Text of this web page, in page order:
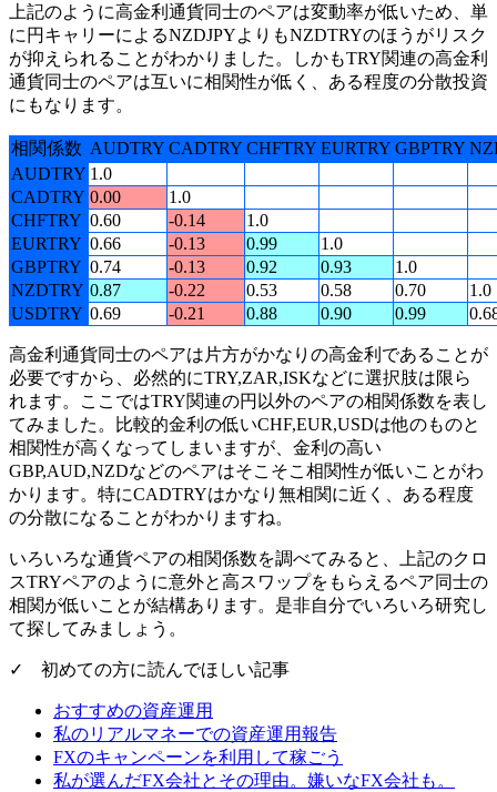
上記のように高金利通貨同士のペアは変動率が低いため、単
に円キャリーによるNZDJPYよりもNZDTRYのほうがリスク
が抑えられることがわかりました。しかもTRY関連の高金利
通貨同士のペアは互いに相関性が低く、ある程度の分散投資
にもなります。
相関係数 AUDTRY CADTRY CHFTRY EURTRY GBPTRY
AUDTRY 1.0
CADTRY 0.00
1.0
CHFTRY 0.60 -0.14
1.0
EURTRY 0.66 -0.13 0.99
1.0
GBPTRY 0.74 -0.13 0.92 0.93
1.0
NZDTRY 0.87 -0.22 0.53 0.58 0.70
1.0
USDTRY 0.69 -0.21 0.88 0.90 0.99
高金利通貨同士のペアは片方がかなりの高金利であることが
必要ですから、必然的にTRY,ZAR,ISKなどに選択肢は限ら
れます。ここではTRY関連の円以外のペアの相関係数を表し
てみました。比較的金利の低いCHF,EUR,USDは他のものと
相関性が高くなってしまいますが、金利の高い
GBP,AUD,NZDなどのペアはそこそこ相関性が低いことがわ
かります。特にCADTRYはかなり無相関に近く、ある程度
の分散になることがわかりますね。
いろいろな通貨ペアの相関係数を調べてみると、上記のクロ
スTRYペアのように意外と高スワップをもらえるペア同士の
相関が低いことが結構あります。是非自分でいろいろ研究し
て探してみましょう。
✓ 初めての方に読んでほしい記事
おすすめの資産運用
私のリアルマネーでの資産運用報告
FXのキャンペーンを利用して稼ごう
私が選んだFX会社とその理由。嫌いなFX会社も。